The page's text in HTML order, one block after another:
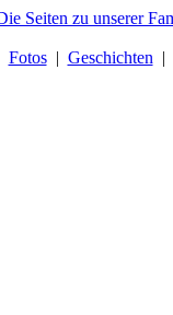
Fotos| Geschichten |